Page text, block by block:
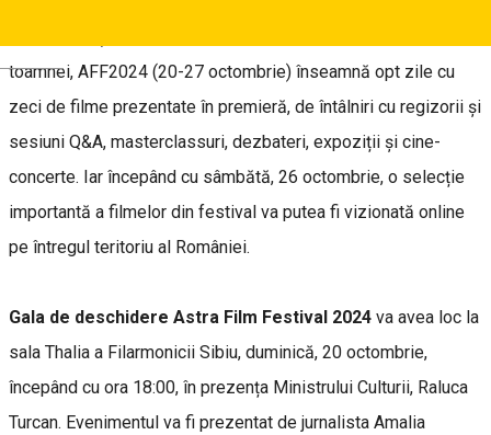
Deutsch
toamnei, AFF2024 (20-27 octombrie) înseamnă opt zile cu
zeci de filme prezentate în premieră, de întâlniri cu regizorii și
sesiuni Q&A, masterclassuri, dezbateri, expoziții și cine-
concerte. Iar începând cu sâmbătă, 26 octombrie, o selecție
importantă a filmelor din festival va putea fi vizionată online
pe întregul teritoriu al României.
Gala de deschidere Astra Film Festival 2024 va avea loc la
sala Thalia a Filarmonicii Sibiu, duminică, 20 octombrie,
începând cu ora 18:00, în prezența Ministrului Culturii, Raluca
Turcan. Evenimentul va fi prezentat de jurnalista Amalia